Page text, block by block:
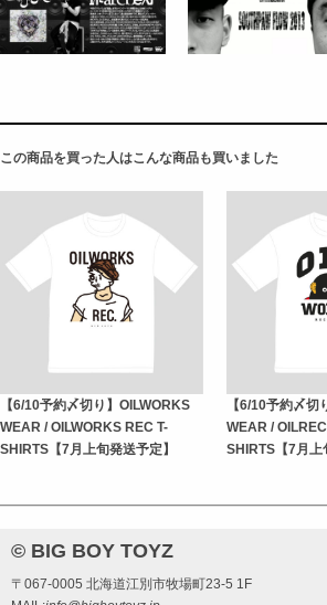
この商品を買った人はこんな商品も買いました
【6/10予約〆切り】OILWORKS
WEAR / OILWORKS REC T-
SHIRTS【7月上旬発送予定】
【6/10予約〆切
WEAR /
SHIRTS【7月上
© BIG BOY TOYZ
〒067-0005 北海道江別市牧場町23-5 1F